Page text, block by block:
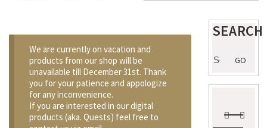
We are currently on vacation and
products from our shop will be
unavailable till December 31st. Thank
you for your patience and appologize
for any inconvenience.
If you are interested in our digital
products (aka. Quests) feel free to
SEARCH
for:
GO